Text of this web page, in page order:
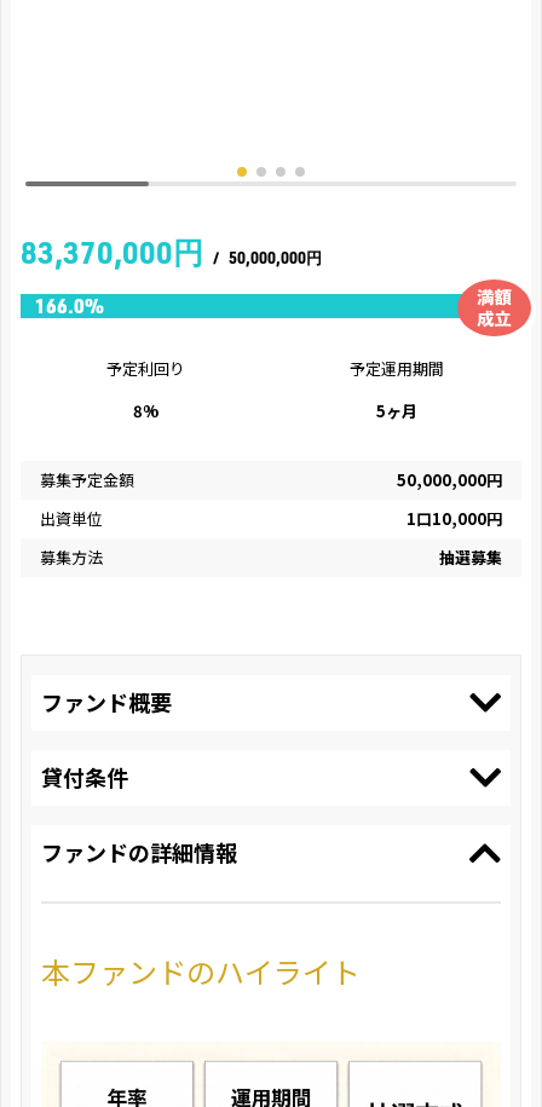
83,370,000円 / 50,000,000円
予定利回り
8%
予定運用期間
5ヶ月
募集予定金額
50,000,000円
出資単位
1口10,000円
募集方法
抽選募集
ファンド概要
貸付条件
ファンドの詳細情報
本ファンドのハイライト